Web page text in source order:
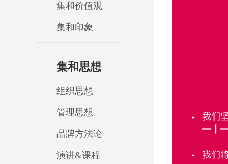
集和价值观
集和印象
集和思想
组织思想
管理思想
品牌方法论
演讲&课程